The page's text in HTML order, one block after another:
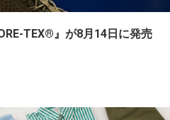
TEX®︎』が8月14日に発売